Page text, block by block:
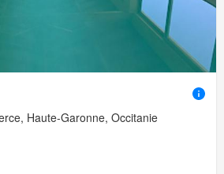
Haute-Garonne, Occitanie